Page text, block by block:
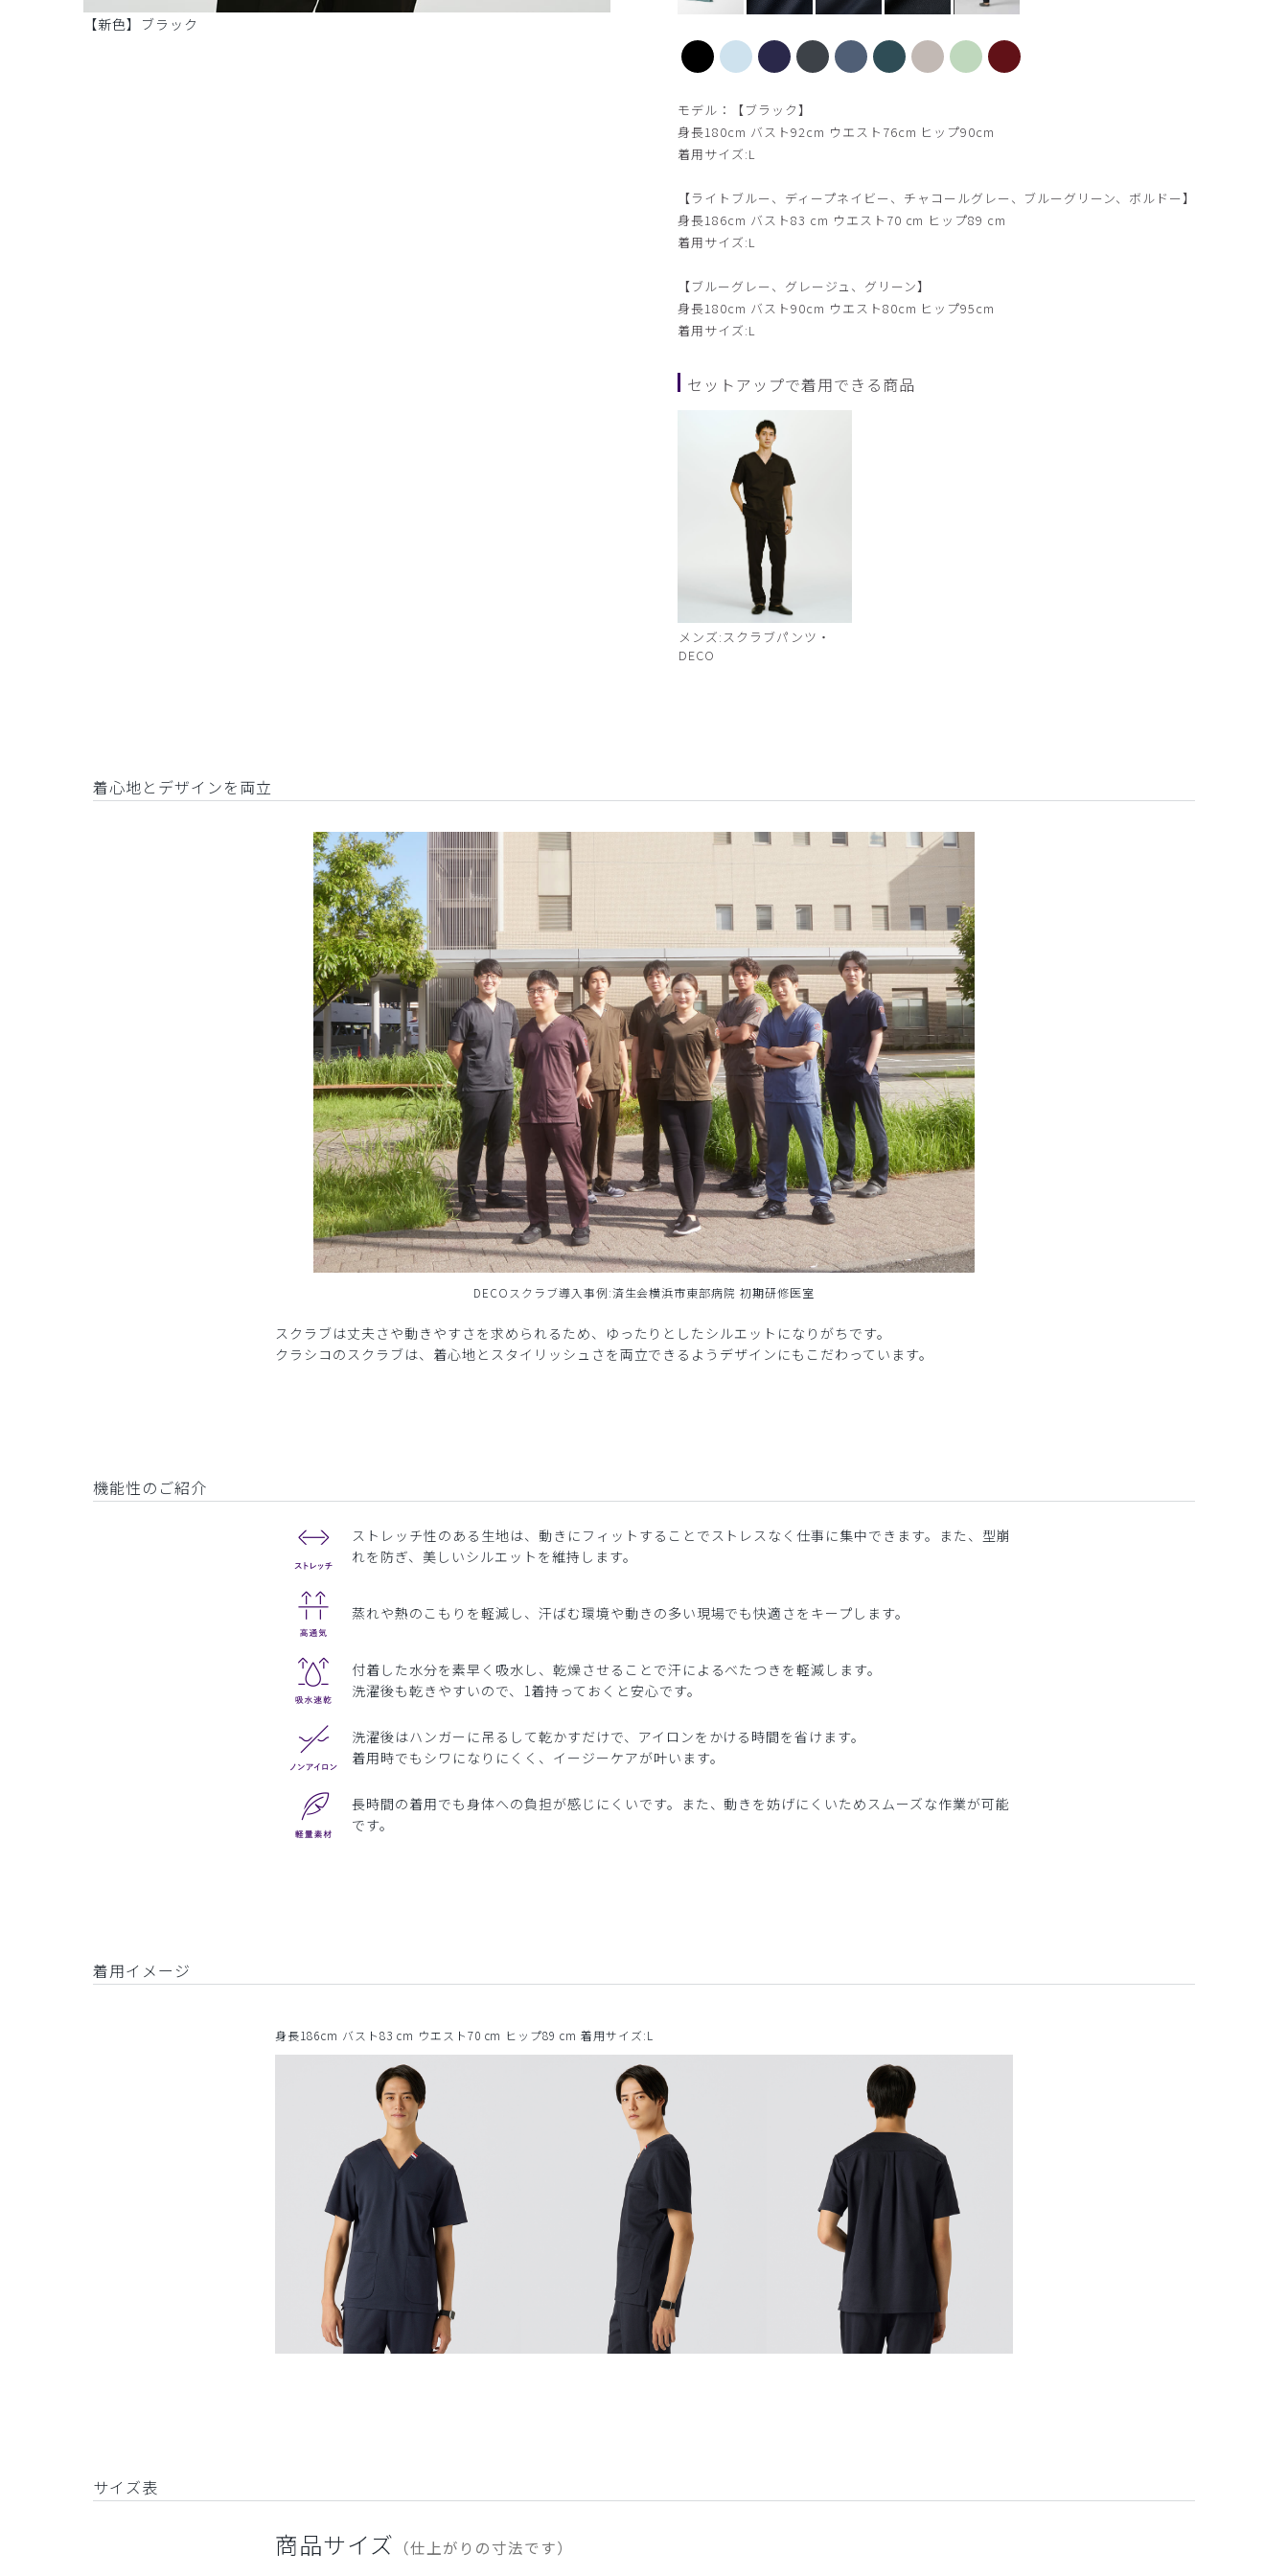
【新色】ブラック
モデル：【ブラック】
身長180cm バスト92cm ウエスト76cm ヒップ90cm
着用サイズ:L
【ライトブルー、ディープネイビー、チャコールグレー、ブルーグリーン、ボルドー】
身長186cm バスト83 cm ウエスト70 cm ヒップ89 cm
着用サイズ:L
【ブルーグレー、グレージュ、グリーン】
身長180cm バスト90cm ウエスト80cm ヒップ95cm
着用サイズ:L
セットアップで着用できる商品
メンズ:スクラブパンツ・
DECO
着心地とデザインを両立
DECOスクラブ導入事例:済生会横浜市東部病院 初期研修医室
スクラブは丈夫さや動きやすさを求められるため、ゆったりとしたシルエットになりがちです。
クラシコのスクラブは、着心地とスタイリッシュさを両立できるようデザインにもこだわっています。
機能性のご紹介
ストレッチ性のある生地は、動きにフィットすることでストレスなく仕事に集中できます。また、型崩
れを防ぎ、美しいシルエットを維持します。
蒸れや熱のこもりを軽減し、汗ばむ環境や動きの多い現場でも快適さをキープします。
付着した水分を素早く吸水し、乾燥させることで汗によるべたつきを軽減します。
洗濯後も乾きやすいので、1着持っておくと安心です。
洗濯後はハンガーに吊るして乾かすだけで、アイロンをかける時間を省けます。
着用時でもシワになりにくく、イージーケアが叶います。
長時間の着用でも身体への負担が感じにくいです。また、動きを妨げにくいためスムーズな作業が可能
です。
着用イメージ
身長186cm バスト83 cm ウエスト70 cm ヒップ89 cm 着用サイズ:L
サイズ表
商品サイズ （仕上がりの寸法です）